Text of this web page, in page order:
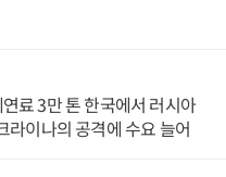
료 3만 톤 한국에서 러시아
라이나의 공격에 수요 늘어